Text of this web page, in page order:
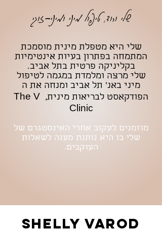
שלי ורוד, טיפול מיני ומיני-זוגי
שלי היא מטפלת מינית מוסמכת
המתמחה בפתרון בעיות אינטימיות
בקליניקה פרטית בתל אביב.
שלי מרצה ומלמדת במגמה לטיפול
מיני באנ׳ תל אביב ומנחה את ה
הפודקאסט לבריאות מינית, The V
Clinic
מוזמנים לעקוב אחרי האינסטגרם של
שלי בו היא נותנת מענה לשאלות
העוקבים.
Shelly Varod